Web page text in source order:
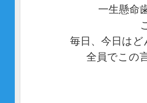
一生懸命
毎日、今日は
全員でこの